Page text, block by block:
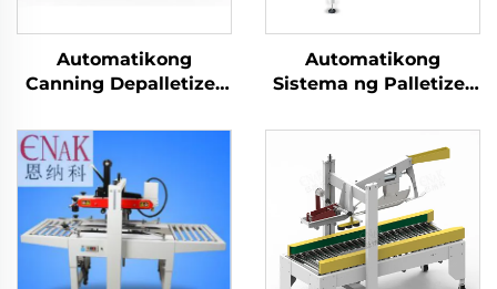
Automatikong
Canning Depalletizer
Salamin, Palletizer
para sa Napunan na
Lata, Mesin
Depalletizer ENKM-02-
X
Automatikong
Sistema ng Palletizer
ng Carton ENK-
MD1800-100